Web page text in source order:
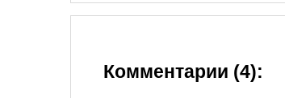
Комментарии (4):